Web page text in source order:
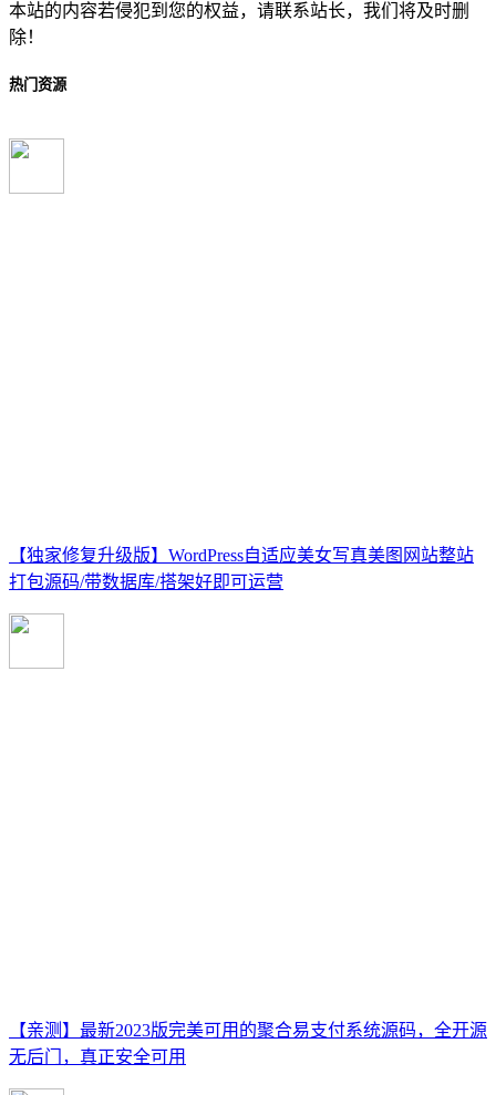
本站的内容若侵犯到您的权益，请联系站长，我们将及时删
除！
热门资源
【独家修复升级版】WordPress自适应美女写真美图网站整站
打包源码/带数据库/搭架好即可运营
【亲测】最新2023版完美可用的聚合易支付系统源码，全开源
无后门，真正安全可用